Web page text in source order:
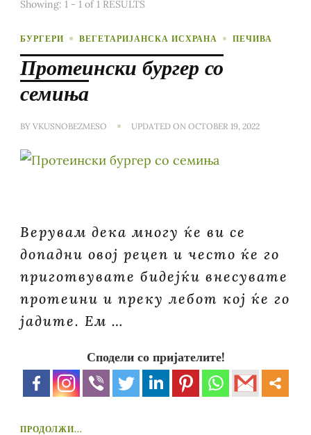
Showing: 1 - 1 of 1 RESULTS
БУРГЕРИ ВЕГЕТАРИЈАНСКА ИСХРАНА ПЕЧИВА
Протеински бургер со
семиња
BY VKUSNOBEZMESO UPDATED ON OCTOBER 19, 2022
Верувам дека многу ќе ви се
допадни овој рецеп и често ќе го
приготвувате бидејќи внесувате
протеини и преку лебот кој ќе го
јадите. Ем …
Сподели со пријателите!
ПРОДОЛЖИ...